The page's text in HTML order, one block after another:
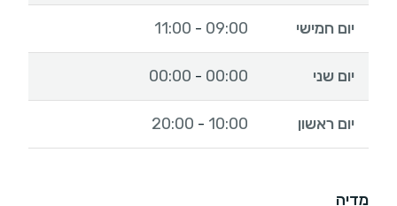
יום חמישי 09:00
-
11:00
יום שני 00:00
-
00:00
יום ראשון 10:00
-
20:00
מדיה